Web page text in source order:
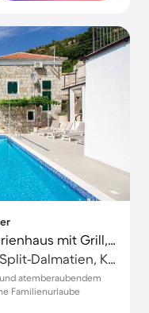
Familienorientiertes tolles Ferienhaus mit Grill, privatem Pool und Garten | Bergblick
Podstrana, Gespanschaft Split-Dalmatien, Kroatien
atemberaubendem
Familienurlaube